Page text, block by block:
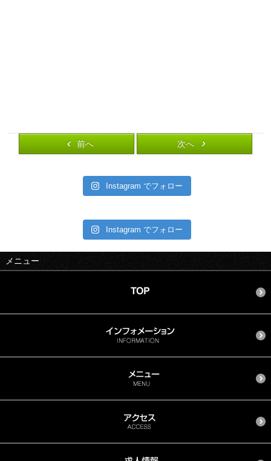
前へ 次へ
Instagram でフォロー
Instagram でフォロー
メニュー